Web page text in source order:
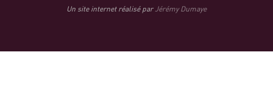
Un site internet réalisé par Jérémy Dumaye